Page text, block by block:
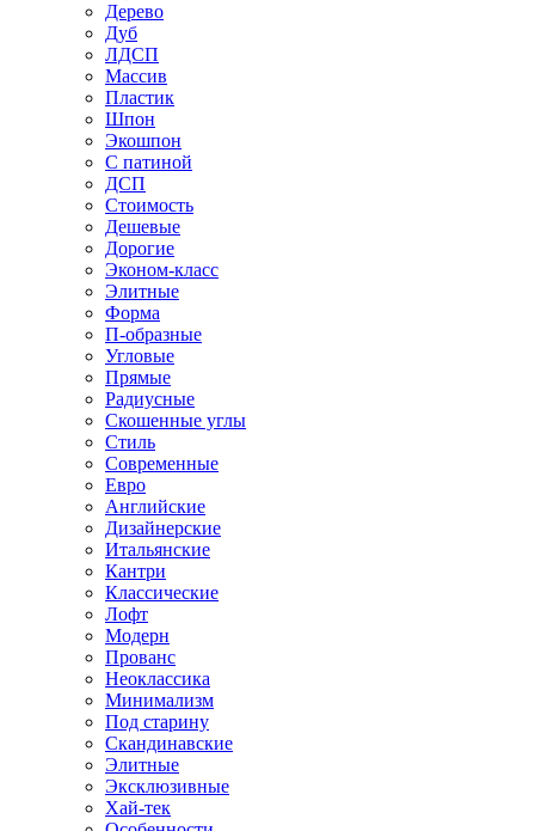
Дерево
Дуб
ЛДСП
Массив
Пластик
Шпон
Экошпон
С патиной
ДСП
Стоимость
Дешевые
Дорогие
Эконом-класс
Элитные
Форма
П-образные
Угловые
Прямые
Радиусные
Скошенные углы
Стиль
Современные
Евро
Английские
Дизайнерские
Итальянские
Кантри
Классические
Лофт
Модерн
Прованс
Неоклассика
Минимализм
Под старину
Скандинавские
Элитные
Эксклюзивные
Хай-тек